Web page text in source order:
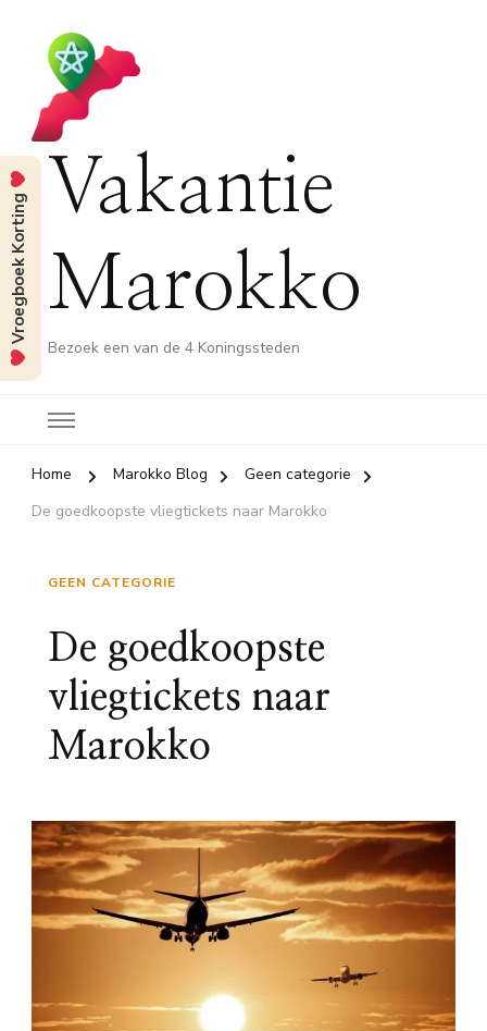
Vakantie
Marokko
Bezoek een van de 4 Koningssteden
Home Marokko Blog
Geen categorie
De goedkoopste vliegtickets naar Marokko
GEEN CATEGORIE
De goedkoopste
vliegtickets naar
Marokko
Vroegboek Korting